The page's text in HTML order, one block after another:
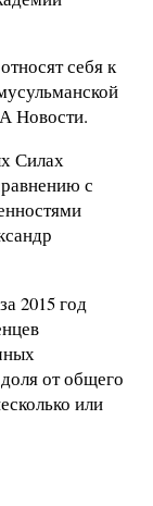
себя к
Новости.
Силах
с
2015 год
от общего
или